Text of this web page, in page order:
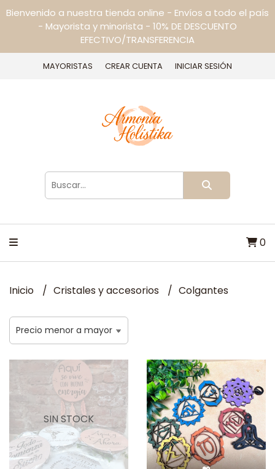
Bienvenido a nuestra tienda online - Envíos a todo el país
- Mayorista y minorista - 10% DE DESCUENTO
EFECTIVO/TRANSFERENCIA
MAYORISTAS CREAR CUENTA INICIAR SESIÓN
0
Inicio Cristales y accesorios Colgantes
SIN STOCK